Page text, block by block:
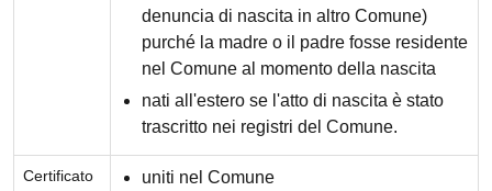
denuncia di nascita in altro Comune)
purché la madre o il padre fosse residente
nel Comune al momento della nascita
nati all'estero se l'atto di nascita è stato
trascritto nei registri del Comune.
Certificato
uniti nel Comune